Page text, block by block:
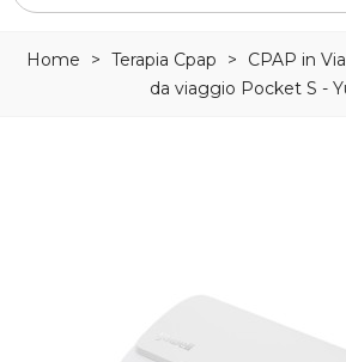
Home > Terapia Cpap > CPAP in
da viaggio Pocket S -